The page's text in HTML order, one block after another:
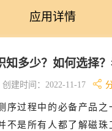
应用详情
知多少？如何选择
创建时间：2022-11-17
序过程中的必备产品之
不是所有人都了解磁珠